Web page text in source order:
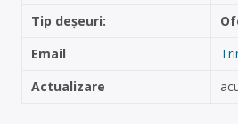
Tip deșeuri:
Email
Actualizare